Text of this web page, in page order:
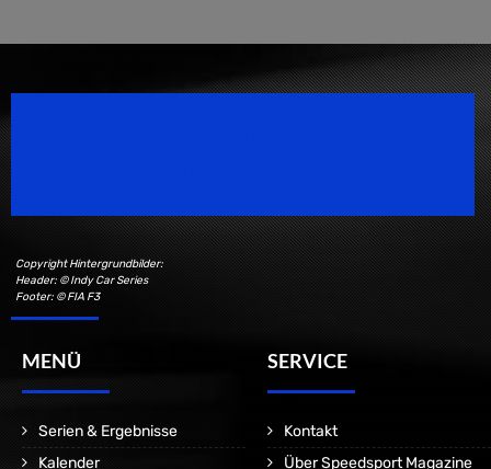
Copyright Hintergrundbilder:
Header: © Indy Car Series
Footer: © FIA F3
MENÜ
Serien & Ergebnisse
Kalender
SERVICE
Kontakt
Über Speedsport Magazine